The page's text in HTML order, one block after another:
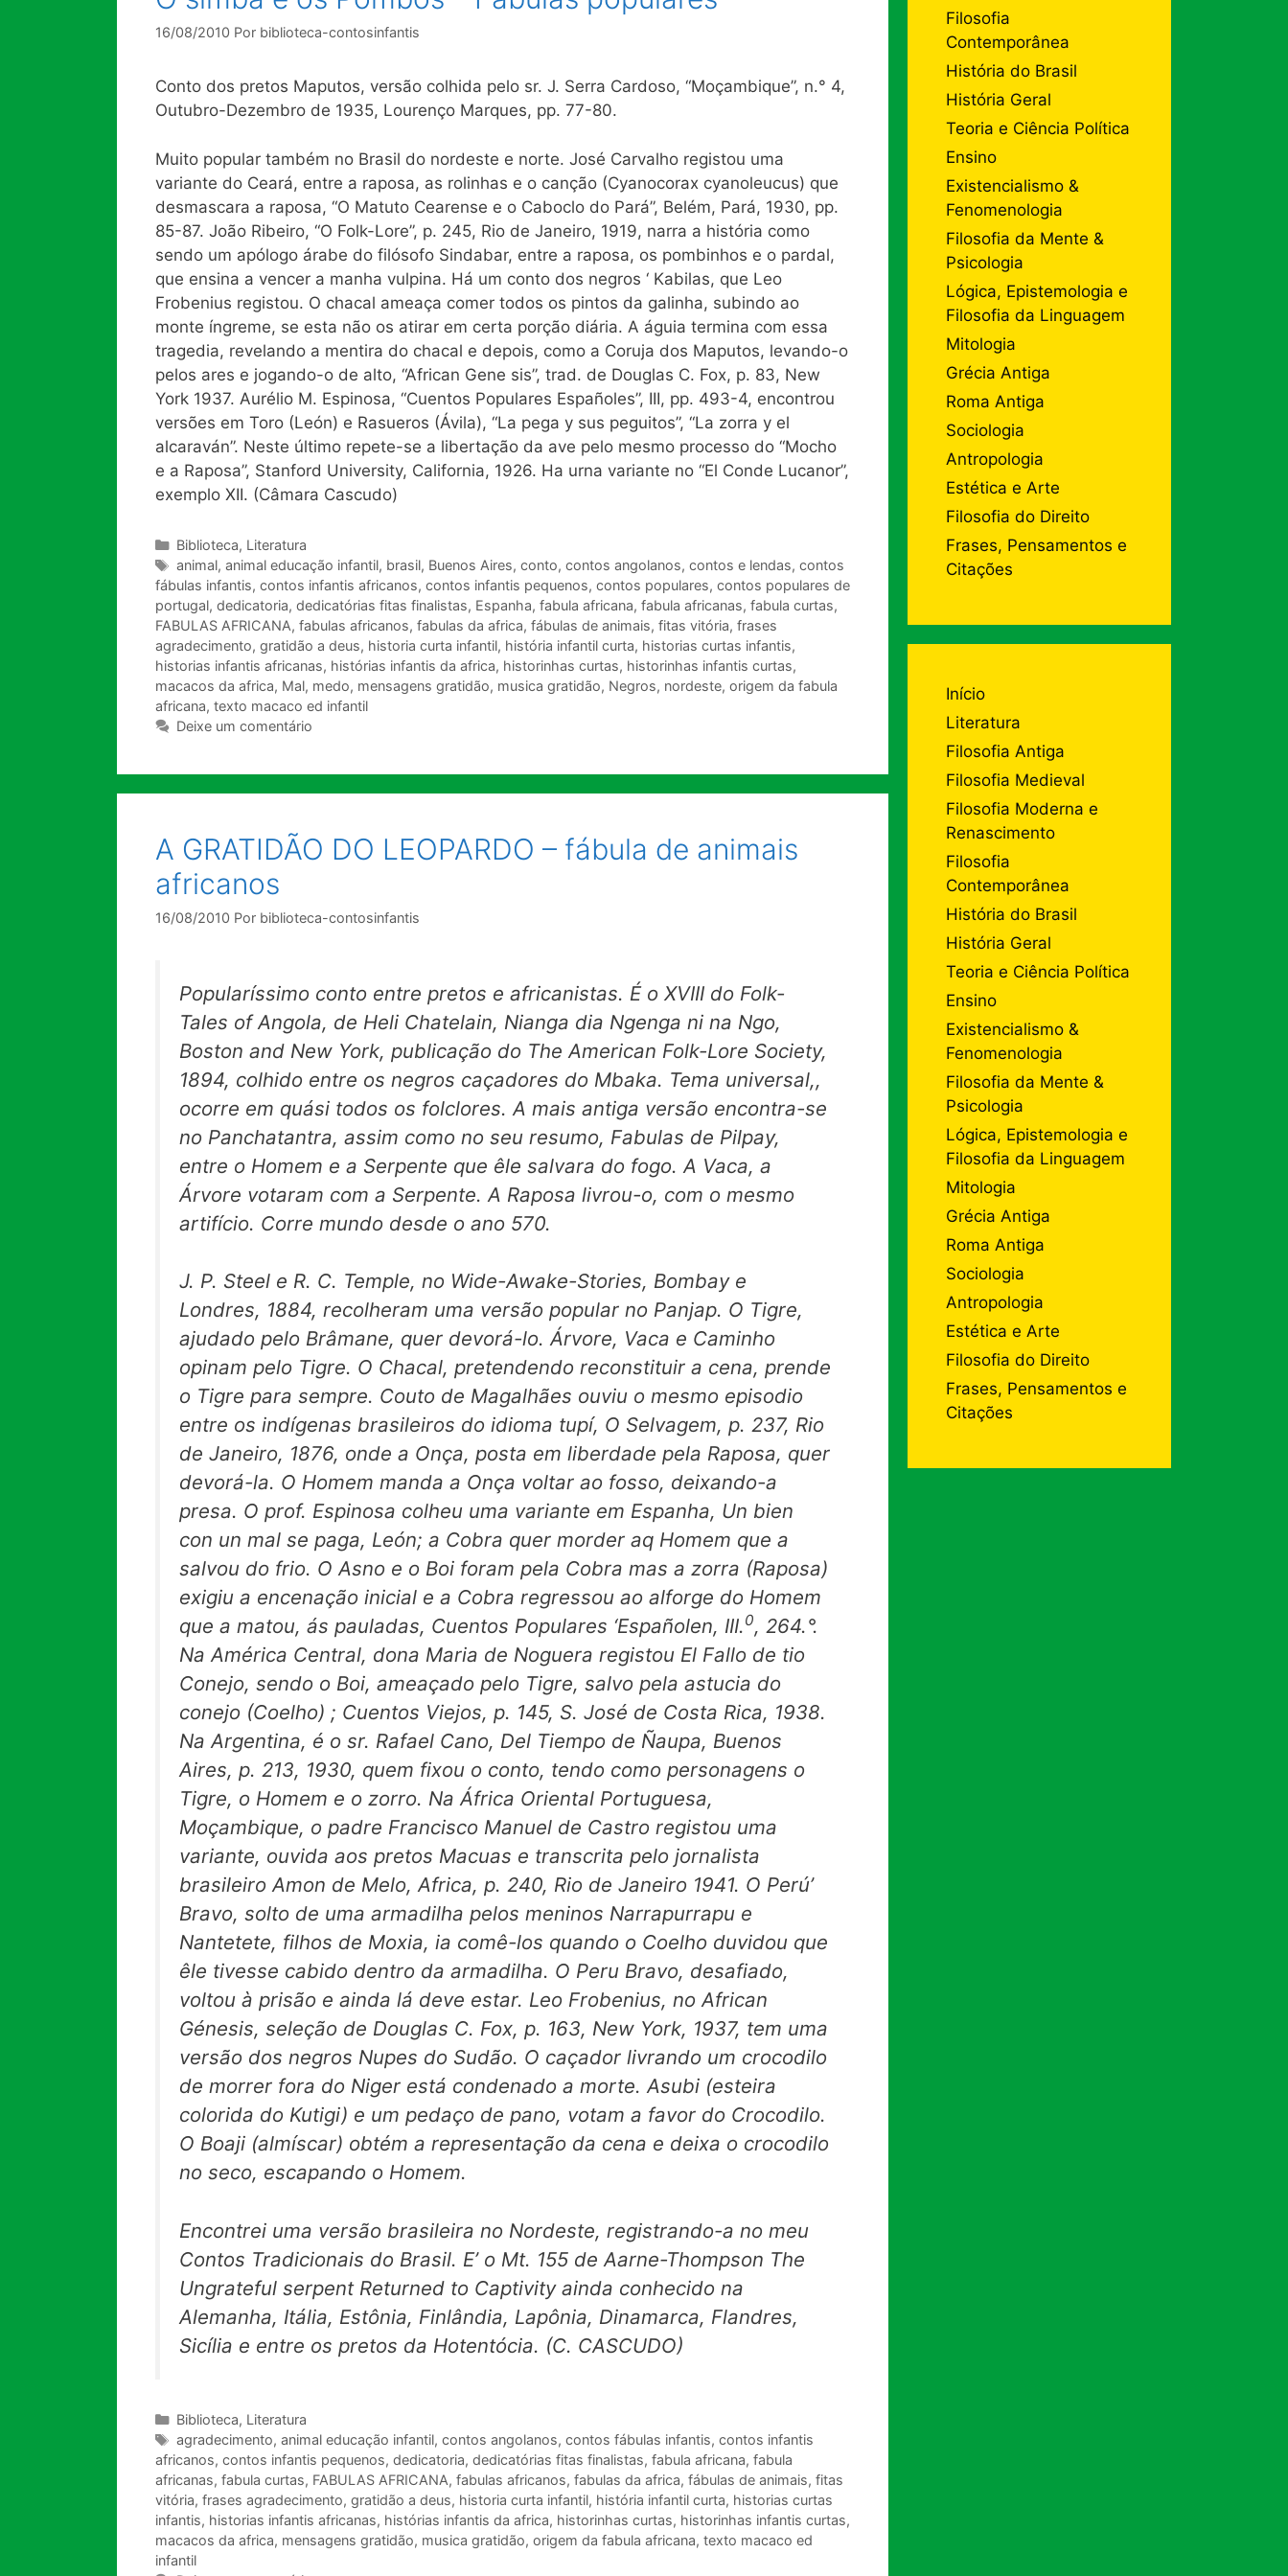
16/08/2010 Por biblioteca-contosinfantis
Conto dos pretos Maputos, versão colhida pelo sr. J. Serra Cardoso, “Moçambique”, n.° 4,
Outubro-Dezembro de 1935, Lourenço Marques, pp. 77-80.
Muito popular também no Brasil do nordeste e norte. José Carvalho registou uma
variante do Ceará, entre a raposa, as rolinhas e o canção (Cyanocorax cyanoleucus) que
desmascara a raposa, “O Matuto Cearense e o Caboclo do Pará”, Belém, Pará, 1930, pp.
85-87. João Ribeiro, “O Folk-Lore”, p. 245, Rio de Janeiro, 1919, narra a história como
sendo um apólogo árabe do filósofo Sindabar, entre a raposa, os pombinhos e o pardal,
que ensina a vencer a manha vulpina. Há um conto dos negros ‘ Kabilas, que Leo
Frobenius registou. O chacal ameaça comer todos os pintos da galinha, subindo ao
monte íngreme, se esta não os atirar em certa porção diária. A águia termina com essa
tragedia, revelando a mentira do chacal e depois, como a Coruja dos Maputos, levando-o
pelos ares e jogando-o de alto, “African Gene sis”, trad. de Douglas C. Fox, p. 83, New
York 1937. Aurélio M. Espinosa, “Cuentos Populares Españoles”, III, pp. 493-4, encontrou
versões em Toro (León) e Rasueros (Ávila), “La pega y sus peguitos”, “La zorra y el
alcaraván”. Neste último repete-se a libertação da ave pelo mesmo processo do “Mocho
e a Raposa”, Stanford University, California, 1926. Ha urna variante no “El Conde Lucanor”,
exemplo XII. (Câmara Cascudo)
Categorias
Biblioteca, Literatura
Tags
animal, animal educação infantil, brasil, Buenos Aires, conto, contos angolanos, contos e lendas, contos
fábulas infantis, contos infantis africanos, contos infantis pequenos, contos populares, contos populares de
portugal, dedicatoria, dedicatórias fitas finalistas, Espanha, fabula africana, fabula africanas, fabula curtas,
FABULAS AFRICANA, fabulas africanos, fabulas da africa, fábulas de animais, fitas vitória, frases
agradecimento, gratidão a deus, historia curta infantil, história infantil curta, historias curtas infantis,
historias infantis africanas, histórias infantis da africa, historinhas curtas, historinhas infantis curtas,
macacos da africa, Mal, medo, mensagens gratidão, musica gratidão, Negros, nordeste, origem da fabula
africana, texto macaco ed infantil
Deixe um comentário
A GRATIDÃO DO LEOPARDO – fábula de animais
africanos
16/08/2010 Por biblioteca-contosinfantis
Popularíssimo conto entre pretos e africanistas. É o XVIII do Folk-
Tales of Angola, de Heli Chatelain, Nianga dia Ngenga ni na Ngo,
Boston and New York, publicação do The American Folk-Lore Society,
1894, colhido entre os negros caçadores do Mbaka. Tema universal,,
ocorre em quási todos os folclores. A mais antiga versão encontra-se
no Panchatantra, assim como no seu resumo, Fabulas de Pilpay,
entre o Homem e a Serpente que êle salvara do fogo. A Vaca, a
Árvore votaram com a Serpente. A Raposa livrou-o, com o mesmo
artifício. Corre mundo desde o ano 570.
J. P. Steel e R. C. Temple, no Wide-Awake-Stories, Bombay e
Londres, 1884, recolheram uma versão popular no Panjap. O Tigre,
ajudado pelo Brâmane, quer devorá-lo. Árvore, Vaca e Caminho
opinam pelo Tigre. O Chacal, pretendendo reconstituir a cena, prende
o Tigre para sempre. Couto de Magalhães ouviu o mesmo episodio
entre os indígenas brasileiros do idioma tupí, O Selvagem, p. 237, Rio
de Janeiro, 1876, onde a Onça, posta em liberdade pela Raposa, quer
devorá-la. O Homem manda a Onça voltar ao fosso, deixando-a
presa. O prof. Espinosa colheu uma variante em Espanha, Un bien
con un mal se paga, León; a Cobra quer morder aq Homem que a
salvou do frio. O Asno e o Boi foram pela Cobra mas a zorra (Raposa)
exigiu a encenação inicial e a Cobra regressou ao alforge do Homem
que a matou, ás pauladas, Cuentos Populares ‘Españolen, III.0, 264.°.
Na América Central, dona Maria de Noguera registou El Fallo de tio
Conejo, sendo o Boi, ameaçado pelo Tigre, salvo pela astucia do
conejo (Coelho) ; Cuentos Viejos, p. 145, S. José de Costa Rica, 1938.
Na Argentina, é o sr. Rafael Cano, Del Tiempo de Ñaupa, Buenos
Aires, p. 213, 1930, quem fixou o conto, tendo como personagens o
Tigre, o Homem e o zorro. Na África Oriental Portuguesa,
Moçambique, o padre Francisco Manuel de Castro registou uma
variante, ouvida aos pretos Macuas e transcrita pelo jornalista
brasileiro Amon de Melo,Africa, p. 240, Rio de Janeiro 1941. O Perú’
Bravo, solto de uma armadilha pelos meninos Narrapurrapu e
Nantetete, filhos de Moxia, ia comê-los quando o Coelho duvidou que
êle tivesse cabido dentro da armadilha. O Peru Bravo, desafiado,
voltou à prisão e ainda lá deve estar. Leo Frobenius, noAfrican
Génesis, seleção de Douglas C. Fox, p. 163, New York, 1937, tem uma
versão dos negros Nupes do Sudão. O caçador livrando um crocodilo
de morrer fora do Niger está condenado a morte. Asubi (esteira
colorida do Kutigi) e um pedaço de pano, votam a favor do Crocodilo.
O Boaji (almíscar) obtém a representação da cena e deixa o crocodilo
no seco, escapando o Homem.
Encontrei uma versão brasileira no Nordeste, registrando-a no meu
Contos Tradicionais do Brasil. E’ o Mt. 155 de Aarne-Thompson The
Ungrateful serpent Returned to Captivity ainda conhecido na
Alemanha, Itália, Estônia, Finlândia, Lapônia, Dinamarca, Flandres,
Sicília e entre os pretos da Hotentócia. (C. CASCUDO)
Categorias
Biblioteca, Literatura
Tags
agradecimento, animal educação infantil, contos angolanos, contos fábulas infantis, contos infantis
africanos, contos infantis pequenos, dedicatoria, dedicatórias fitas finalistas, fabula africana, fabula
africanas, fabula curtas, FABULAS AFRICANA, fabulas africanos, fabulas da africa, fábulas de animais, fitas
vitória, frases agradecimento, gratidão a deus, historia curta infantil, história infantil curta, historias curtas
infantis, historias infantis africanas, histórias infantis da africa, historinhas curtas, historinhas infantis curtas,
macacos da africa, mensagens gratidão, musica gratidão, origem da fabula africana, texto macaco ed
infantil
Filosofia
Contemporânea
História do Brasil
História Geral
Teoria e Ciência Política
Ensino
Existencialismo &
Fenomenologia
Filosofia da Mente &
Psicologia
Lógica, Epistemologia e
Filosofia da Linguagem
Mitologia
Grécia Antiga
Roma Antiga
Sociologia
Antropologia
Estética e Arte
Filosofia do Direito
Frases, Pensamentos e
Citações
Início
Literatura
Filosofia Antiga
Filosofia Medieval
Filosofia Moderna e
Renascimento
Filosofia
Contemporânea
História do Brasil
História Geral
Teoria e Ciência Política
Ensino
Existencialismo &
Fenomenologia
Filosofia da Mente &
Psicologia
Lógica, Epistemologia e
Filosofia da Linguagem
Mitologia
Grécia Antiga
Roma Antiga
Sociologia
Antropologia
Estética e Arte
Filosofia do Direito
Frases, Pensamentos e
Citações